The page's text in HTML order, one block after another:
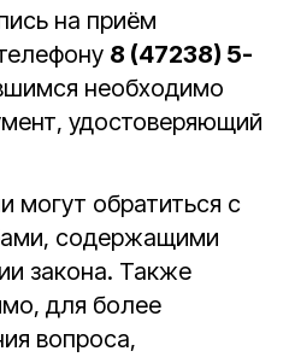
на приём
8 (47238) 5-
необходимо
удостоверяющий
могут обратиться с
содержащими
закона. Также
для более
вопроса,